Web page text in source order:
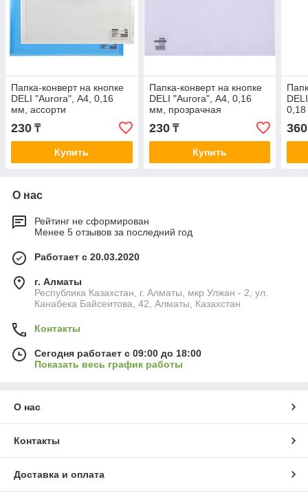
Папка-конверт на кнопке
DELI "Aurora", А4, 0,16
мм, ассорти
230 ₸
Купить
Папка-конверт на кнопке
DELI "Aurora", А4, 0,16
мм, прозрачная
230₸
Купить
360
О нас
Рейтинг не сформирован
Менее 5 отзывов за последний год
Работает с 20.03.2020
г. Алматы
Республика Казахстан, г. Алматы, мкр Улжан - 2, ул.
Канабека Байсеитова, 42, Алматы, Казахстан
Контакты
Сегодня работает с 09:00 до 18:00
Показать весь график работы
О нас
Контакты
Доставка и оплата